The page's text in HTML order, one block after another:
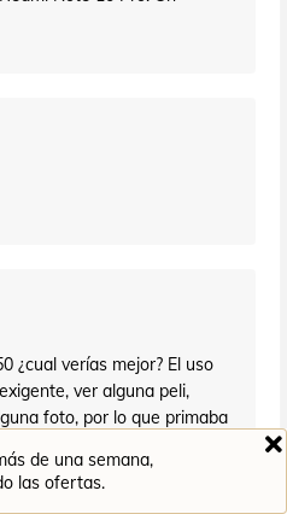
de una semana,
las ofertas.
¿cual verías mejor? El uso
ver alguna peli,
foto, por lo que primaba